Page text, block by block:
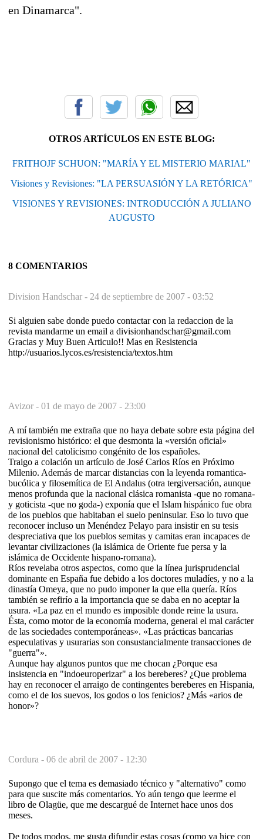
en Dinamarca".
OTROS ARTÍCULOS EN ESTE BLOG:
FRITHOJF SCHUON: "MARÍA Y EL MISTERIO MARIAL"
Visiones y Revisiones: "LA PERSUASIÓN Y LA RETÓRICA"
VISIONES Y REVISIONES: INTRODUCCIÓN A JULIANO
AUGUSTO
8 COMENTARIOS
Division Handschar - 24 de septiembre de 2007 - 03:52
Si alguien sabe donde puedo contactar con la redaccion de la
revista mandarme un email a divisionhandschar@gmail.com
Gracias y Muy Buen Articulo!! Mas en Resistencia
http://usuarios.lycos.es/resistencia/textos.htm
Avizor - 01 de mayo de 2007 - 23:00
A mí también me extraña que no haya debate sobre esta página del
revisionismo histórico: el que desmonta la «versión oficial»
nacional del catolicismo congénito de los españoles.
Traigo a colación un artículo de José Carlos Ríos en Próximo
Milenio. Además de marcar distancias con la leyenda romantica-
bucólica y filosemítica de El Andalus (otra tergiversación, aunque
menos profunda que la nacional clásica romanista -que no romana-
y goticista -que no goda-) exponía que el Islam hispánico fue obra
de los pueblos que habitaban el suelo peninsular. Eso lo tuvo que
reconocer incluso un Menéndez Pelayo para insistir en su tesis
despreciativa que los pueblos semitas y camitas eran incapaces de
levantar civilizaciones (la islámica de Oriente fue persa y la
islámica de Occidente hispano-romana).
Ríos revelaba otros aspectos, como que la línea jurisprudencial
dominante en España fue debido a los doctores muladíes, y no a la
dinastía Omeya, que no pudo imponer la que ella quería. Ríos
también se refirío a la importancia que se daba en no aceptar la
usura. «La paz en el mundo es imposible donde reine la usura.
Ésta, como motor de la economía moderna, general el mal carácter
de las sociedades contemporáneas». «Las prácticas bancarias
especulativas y usurarias son consustancialmente transacciones de
"guerra"».
Aunque hay algunos puntos que me chocan ¿Porque esa
insistencia en "indoeuroperizar" a los bereberes? ¿Que problema
hay en reconocer el arraigo de contingentes bereberes en Hispania,
como el de los suevos, los godos o los fenicios? ¿Más «arios de
honor»?
Cordura - 06 de abril de 2007 - 12:30
Supongo que el tema es demasiado técnico y "alternativo" como
para que suscite más comentarios. Yo aún tengo que leerme el
libro de Olagüe, que me descargué de Internet hace unos dos
meses.
De todos modos, me gusta difundir estas cosas (como ya hice con